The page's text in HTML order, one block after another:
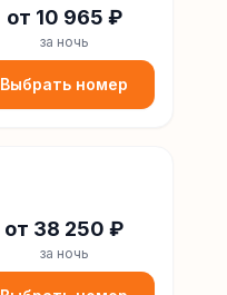
от 10 965 ₽
за ночь
Выбрать номер
от 38 250 ₽
за ночь